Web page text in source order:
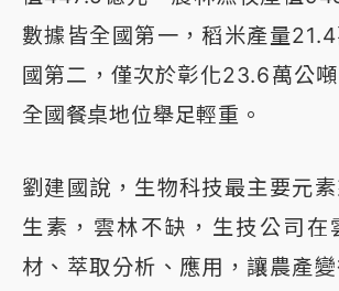
數據皆全國第一，稻米產量
國第二，僅次於彰化23.6萬公
全國餐桌地位舉足輕重。
劉建國說，生物科技最主要元
生素，雲林不缺，生技公司在
材、萃取分析、應用，讓農產變